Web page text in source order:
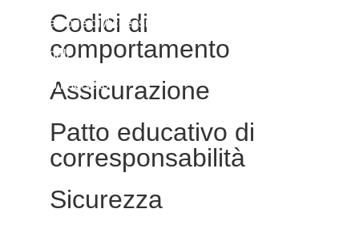
Codici di
comportamento
Assicurazione
Patto educativo di
corresponsabilità
Sicurezza
Dichiarazione di Accessibilità
Note legali
Accesso riservato